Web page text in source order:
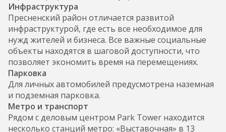
Инфраструктура
Пресненский район отличается развитой
инфраструктурой, где есть все необходимое для
нужд жителей и бизнеса. Все важные социальные
объекты находятся в шаговой доступности, что
позволяет экономить время на перемещениях.
Парковка
Для личных автомобилей предусмотрена наземная
и подземная парковка.
Метро и транспорт
Рядом с деловым центром Park Tower находится
несколько станций метро: «Выставочная» в 13